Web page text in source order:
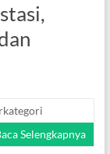
Selengkapnya